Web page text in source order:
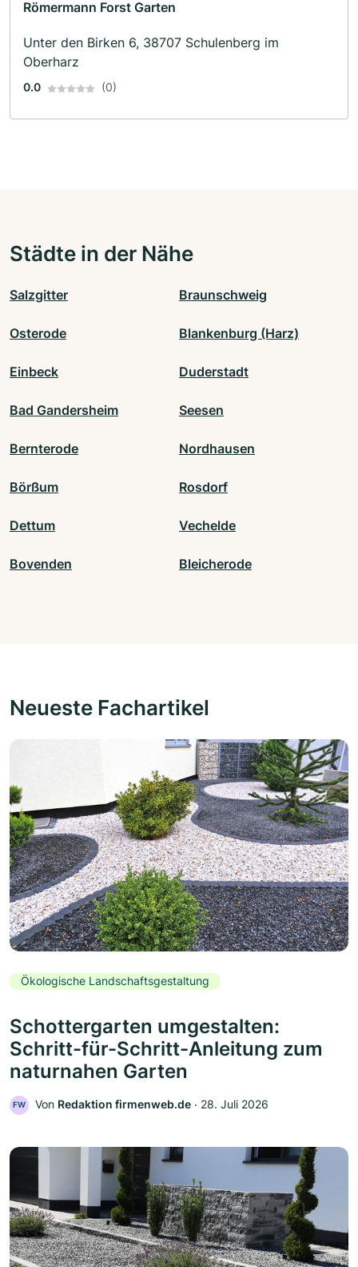
Römermann Forst Garten
Unter den Birken 6, 38707 Schulenberg im
Oberharz
0.0 (0)
Städte in der Nähe
Salzgitter Braunschweig
Osterode Blankenburg (Harz)
Einbeck Duderstadt
Bad Gandersheim Seesen
Bernterode Nordhausen
Börßum Rosdorf
Dettum Vechelde
Bovenden Bleicherode
Neueste Fachartikel
Ökologische Landschaftsgestaltung
Schottergarten umgestalten:
Schritt-für-Schritt-Anleitung zum
naturnahen Garten
FW Von Redaktion firmenweb.de ‧ 28. Juli 2026